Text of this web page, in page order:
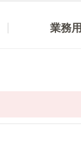
業務用